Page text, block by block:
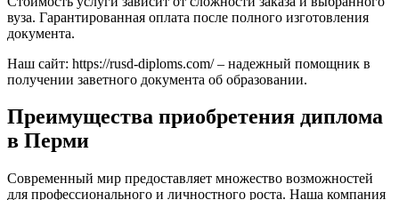
вуза. Гарантированная оплата после полного изготовления
документа.
Наш сайт: https://rusd-diploms.com/ – надежный помощник в
получении заветного документа об образовании.
Преимущества приобретения диплома
в Перми
Современный мир предоставляет множество возможностей
для профессионального и личностного роста. Наша компания